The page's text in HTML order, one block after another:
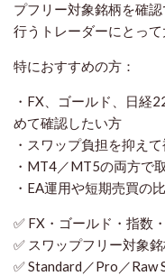
プフリー対象銘柄を確
行うトレーダーにとって
特におすすめの方：
・FX、ゴールド、日経
めて確認したい方
・スワップ負担を抑え
・MT4／MT5の両方で
・EA運用や短期売買の
✅ FX・ゴールド・指数
✅ スワップフリー対象
✅ Standard／Pro／Raw